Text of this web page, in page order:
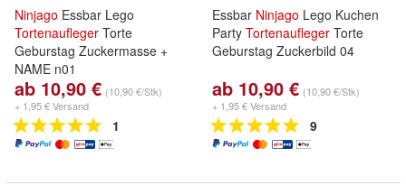
Ninjago Essbar Lego
Tortenaufleger Torte
Geburstag Zuckermasse +
NAME n01
ab 10,90 € (10,90 €/Stk)
+ 1,95 € Versand
1
Essbar Ninjago Lego Kuchen
Party Tortenaufleger Torte
Geburstag Zuckerbild 04
ab 10,90 € (10,90 €/Stk)
+ 1,95 € Versand
9